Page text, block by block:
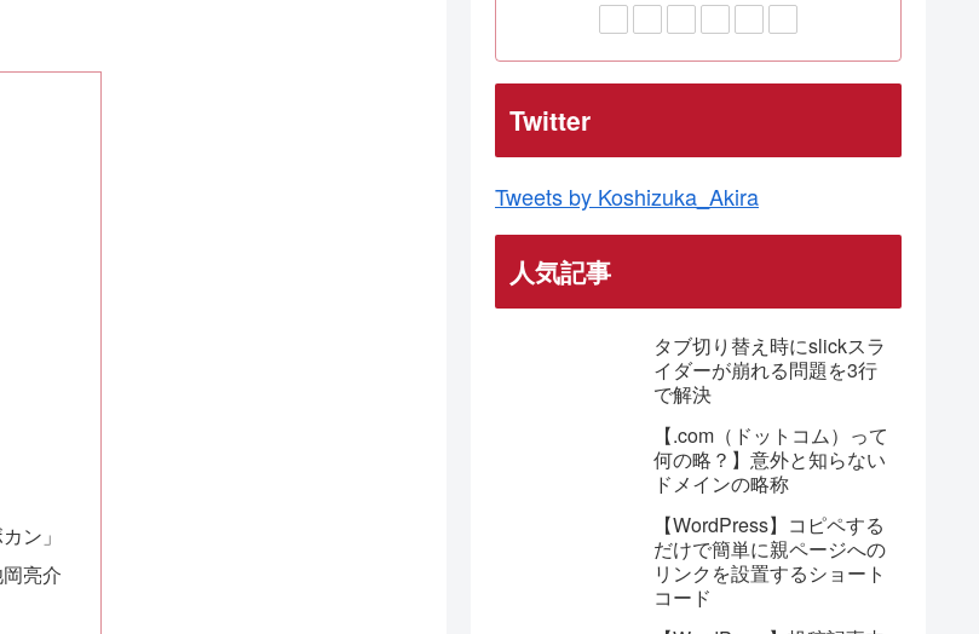
ン」
亮介
Twitter
Tweets by Koshizuka_Akira
人気記事
タブ切り替え時にslickスラ
イダーが崩れる問題を3行
で解決
【.com（ドットコム）って
何の略？】意外と知らない
ドメインの略称
【WordPress】コピペする
だけで簡単に親ページへの
リンクを設置するショート
コード